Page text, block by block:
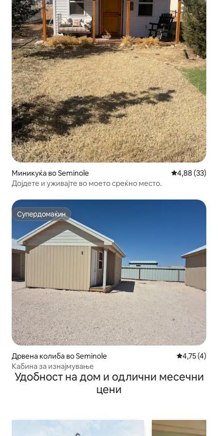
Миникуќа во Seminole Просечна
4,88 (33)
Дојдете и уживајте во моето среќно место.
Супердомаќин
Супердомаќин
Дрвена колиба во Seminole Просечна
4,75 (4)
Кабина за изнајмување
Удобност на дом и одлични месечни
цени